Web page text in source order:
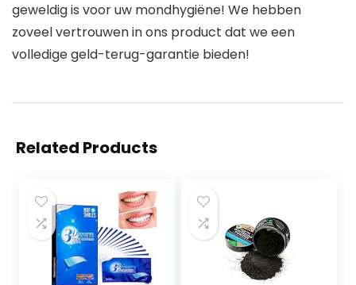
geweldig is voor uw mondhygiëne! We hebben
zoveel vertrouwen in ons product dat we een
volledige geld-terug-garantie bieden!
Related Products